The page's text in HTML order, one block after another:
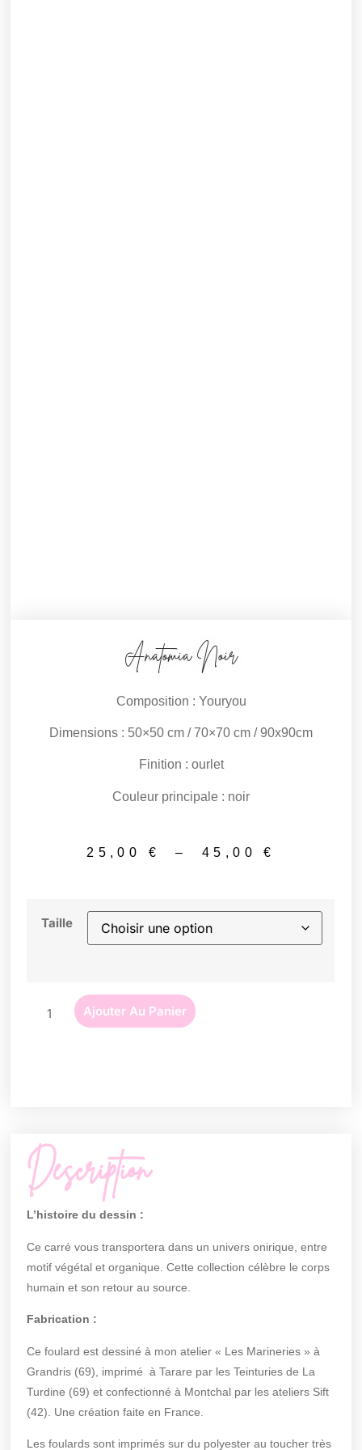
Anatomia Noir
Composition : Youryou
Dimensions : 50×50 cm / 70×70 cm / 90x90cm
Finition : ourlet
Couleur principale : noir
25,00 € – 45,00€
Taille
Ajouter Au Panier
Description
L’histoire du dessin :
Ce carré vous transportera dans un univers onirique, entre
motif végétal et organique. Cette collection célèbre le corps
humain et son retour au source.
Fabrication :
Ce foulard est dessiné à mon atelier « Les Marineries » à
Grandris (69), imprimé à Tarare par les Teinturies de La
Turdine (69) et confectionné à Montchal par les ateliers Sift
(42). Une création faite en France.
Les foulards sont imprimés sur du polyester au toucher très